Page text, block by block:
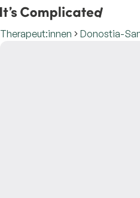
Therapeut:innen Donostia-